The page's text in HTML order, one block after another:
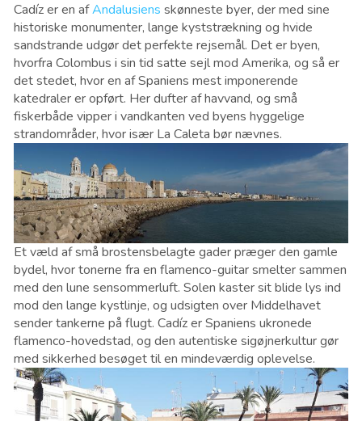
Cadíz er en afAndalusiens skønneste byer, der med sine
historiske monumenter, lange kyststrækning og hvide
sandstrande udgør det perfekte rejsemål. Det er byen,
hvorfra Colombus i sin tid satte sejl mod Amerika, og så er
det stedet, hvor en af Spaniens mest imponerende
katedraler er opført. Her dufter af havvand, og små
fiskerbåde vipper i vandkanten ved byens hyggelige
strandområder, hvor især La Caleta bør nævnes.
Et væld af små brostensbelagte gader præger den gamle
bydel, hvor tonerne fra en flamenco-guitar smelter sammen
med den lune sensommerluft. Solen kaster sit blide lys ind
mod den lange kystlinje, og udsigten over Middelhavet
sender tankerne på flugt. Cadíz er Spaniens ukronede
flamenco-hovedstad, og den autentiske sigøjnerkultur gør
med sikkerhed besøget til en mindeværdig oplevelse.